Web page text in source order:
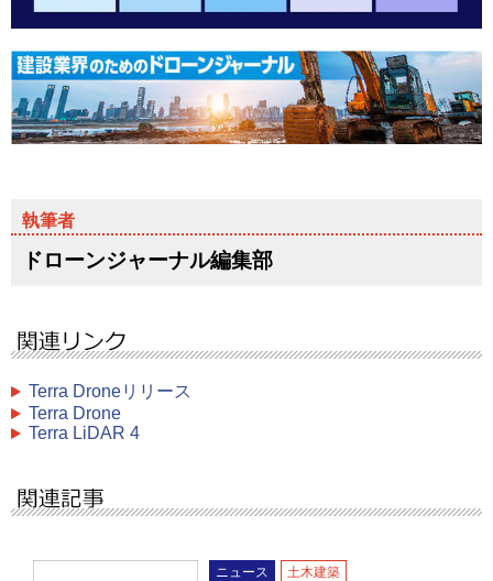
ドローンジャーナル編集部
Terra Droneリリース
Terra Drone
Terra LiDAR 4
ニュース 土木建築